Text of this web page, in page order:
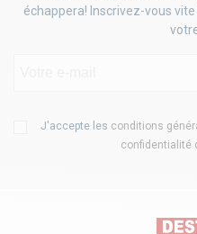
échappera! Inscrivez-vous
J'accepte les conditions
confidentialité